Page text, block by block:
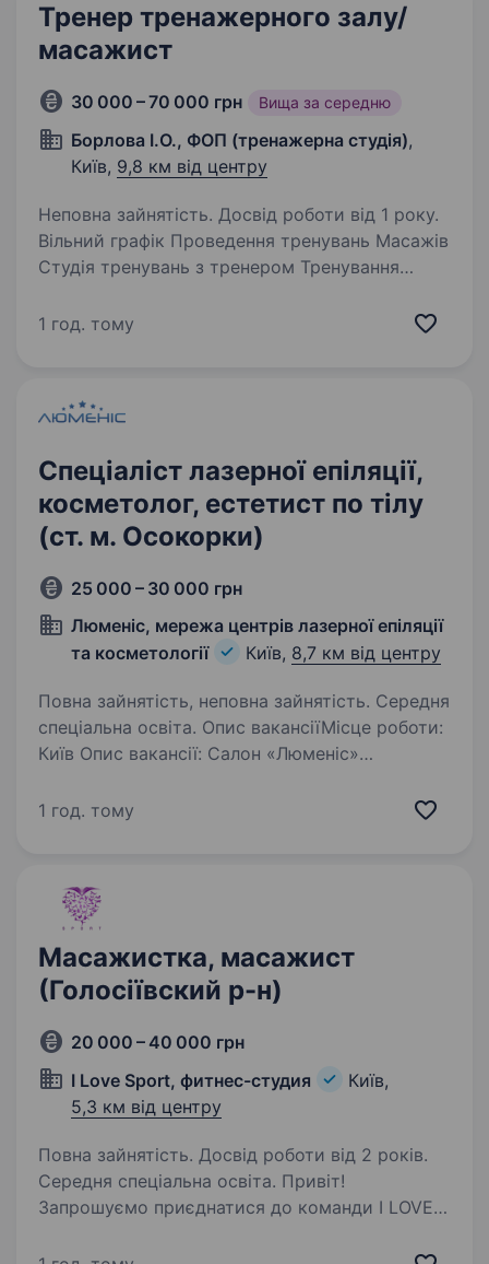
Тренер тренажерного залу/
масажист
30 000 – 70 000 грн Вища за середню
Борлова І.О., ФОП (тренажерна студія),
Київ, 9,8 км від центру
Неповна зайнятість. Досвід роботи від 1 року.
Вільний графік Проведення тренувань Масажів
Студія тренувань з тренером Тренування
Запрошуємо тренерів та масажистів зі своїми
1 год. тому
Спеціаліст лазерної епіляції,
косметолог, естетист по тілу
(ст. м. Осокорки)
25 000 – 30 000 грн
Люменіс, мережа центрів лазерної епіляції
та косметології
Київ, 8,7 км від центру
Повна зайнятість, неповна зайнятість. Середня
спеціальна освіта. Опис вакансіїМісце роботи:
Київ Опис вакансії: Салон «Люменіс»
з лазерної епіляції, естетист, косметолог по
1 год. тому
Масажистка, масажист
(Голосіївский р-н)
20 000 – 40 000 грн
I Love Sport, фитнес-студия
Київ,
5,3 км від центру
Повна зайнятість. Досвід роботи від 2 років.
Середня спеціальна освіта. Привіт!
Запрошуємо приєднатися до команди I LOVE
та здорового способу життя в Голосіївському